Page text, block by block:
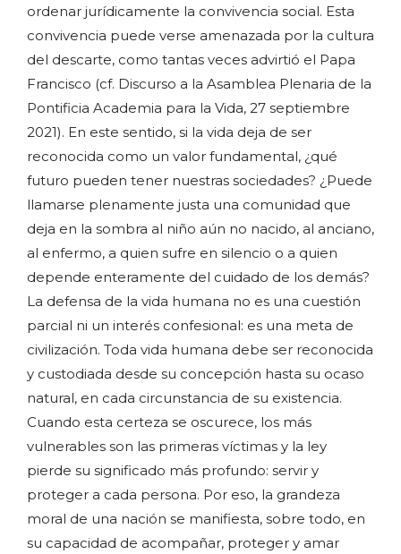
ordenar jurídicamente la convivencia social. Esta
convivencia puede verse amenazada por la cultura
del descarte, como tantas veces advirtió el Papa
Francisco (cf. Discurso a la Asamblea Plenaria de la
Pontificia Academia para la Vida, 27 septiembre
2021). En este sentido, si la vida deja de ser
reconocida como un valor fundamental, ¿qué
futuro pueden tener nuestras sociedades? ¿Puede
llamarse plenamente justa una comunidad que
deja en la sombra al niño aún no nacido, al anciano,
al enfermo, a quien sufre en silencio o a quien
depende enteramente del cuidado de los demás?
La defensa de la vida humana no es una cuestión
parcial ni un interés confesional: es una meta de
civilización. Toda vida humana debe ser reconocida
y custodiada desde su concepción hasta su ocaso
natural, en cada circunstancia de su existencia.
Cuando esta certeza se oscurece, los más
vulnerables son las primeras víctimas y la ley
pierde su significado más profundo: servir y
proteger a cada persona. Por eso, la grandeza
moral de una nación se manifiesta, sobre todo, en
su capacidad de acompañar, proteger y amar